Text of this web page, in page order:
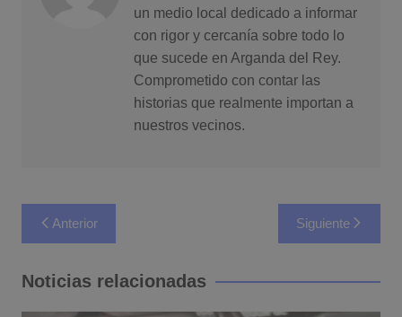
un medio local dedicado a informar
con rigor y cercanía sobre todo lo
que sucede en Arganda del Rey.
Comprometido con contar las
historias que realmente importan a
nuestros vecinos.
Navegación
de
entradas
Anterior Siguiente
Noticias relacionadas